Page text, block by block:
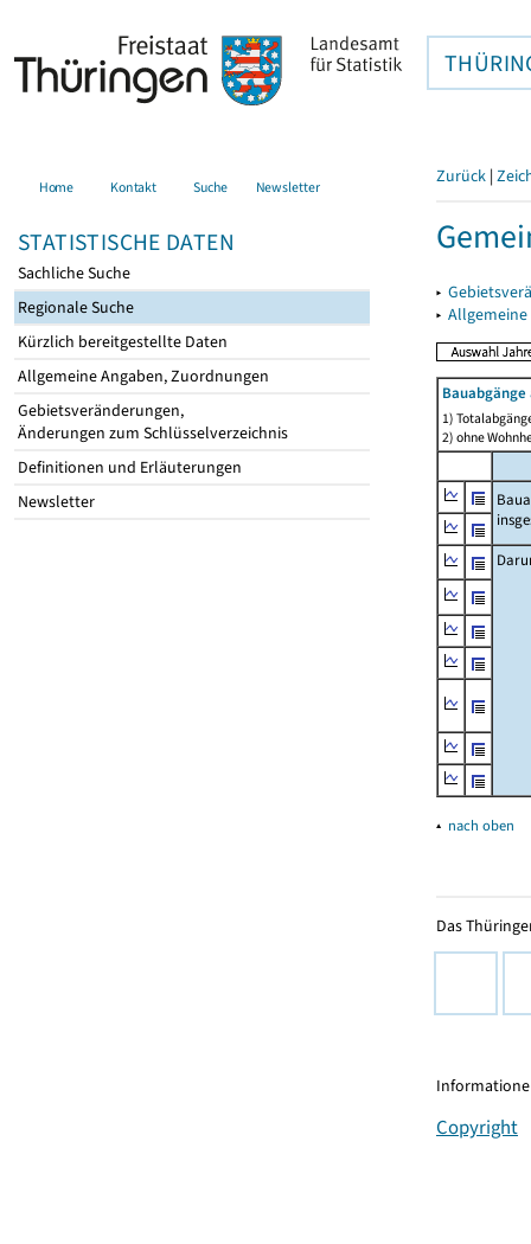
Home Kontakt Suche Newsletter
STATISTISCHE DATEN
Sachliche Suche
Regionale Suche
Kürzlich bereitgestellte Daten
Allgemeine Angaben, Zuordnungen
Gebietsveränderungen,
Änderungen zum Schlüsselverzeichnis
Definitionen und Erläuterungen
Newsletter
Zurück |
▸
▸
1)
2) ohne
▴ nach oben
Das
Copyright